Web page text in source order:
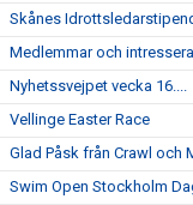
Skånes
Medlemmar och
Nyhetssvejpet vecka 16....
Vellinge Easter Race
Glad Påsk från Crawl och
Swim Open Stockholm